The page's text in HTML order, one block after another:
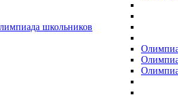
школьников